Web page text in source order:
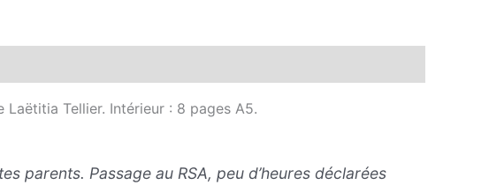
Tellier. Intérieur : 8 pages A5.
parents. Passage au RSA, peu d’heures déclarées